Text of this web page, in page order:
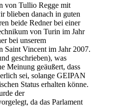
von Tullio Regge mit
blieben danach in guten
beide Redner bei einer
von Turin im Jahr
bei unserem
Saint Vincent im Jahr 2007.
geschrieben), was
Meinung geäußert, dass
sei, solange GEIPAN
Status erhalten könne.
der
da das Parlament